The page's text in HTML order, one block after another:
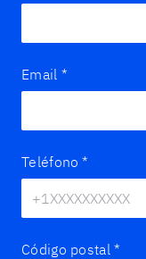
Email *
Teléfono *
Código postal *